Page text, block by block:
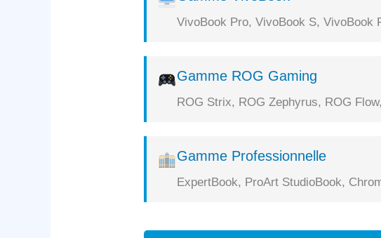
VivoBook Pro, VivoBook S, VivoBook
Gamme ROG Gaming
ROG Strix, ROG Zephyrus, ROG
Gamme Professionnelle
ExpertBook, ProArt StudioBook,